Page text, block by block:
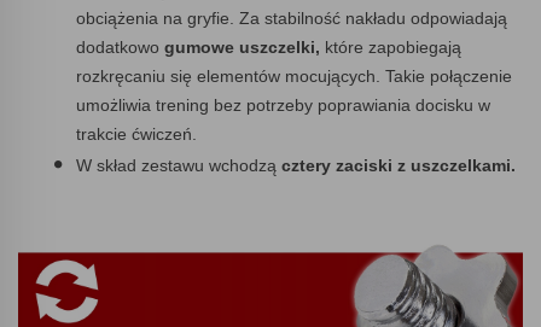
obciążenia na gryfie. Za stabilność nakładu odpowiadają
dodatkowo gumowe uszczelki, które zapobiegają
rozkręcaniu się elementów mocujących. Takie połączenie
umożliwia trening bez potrzeby poprawiania docisku w
trakcie ćwiczeń.
W skład zestawu wchodzą cztery zaciski z uszczelkami.